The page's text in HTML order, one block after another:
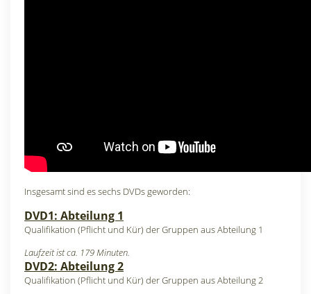
Insgesamt sind es sechs DVDs geworden:
DVD1: Abteilung 1
Qualifikation (Pflicht und Kür) der Gruppen aus Abteilung 1
Laufzeit ist ca. 179 Minuten.
DVD2: Abteilung 2
Qualifikation (Pflicht und Kür) der Gruppen aus Abteilung 2